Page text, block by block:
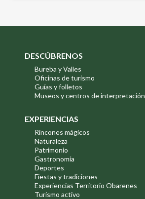
DESCÚBRENOS
Bureba y Valles
Oficinas de turismo
Guías y folletos
Museos y centros de interpretación
EXPERIENCIAS
Rincones mágicos
Naturaleza
Patrimonio
Gastronomía
Deportes
Fiestas y tradiciones
Experiencias Territorio Obarenes
Turismo activo